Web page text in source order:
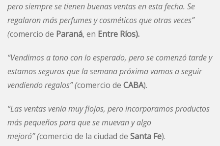
pero siempre se tienen buenas ventas en esta fecha. Se
regalaron más perfumes y cosméticos que otras veces”
(comercio de Paraná, en Entre Ríos).
“Vendimos a tono con lo esperado, pero se comenzó tarde y
estamos seguros que la semana próxima vamos a seguir
vendiendo regalos”(comercio de CABA).
“Las ventas venía muy flojas, pero incorporamos productos
más pequeños para que se muevan y algo
mejoró”(comercio de la ciudad de Santa Fe).